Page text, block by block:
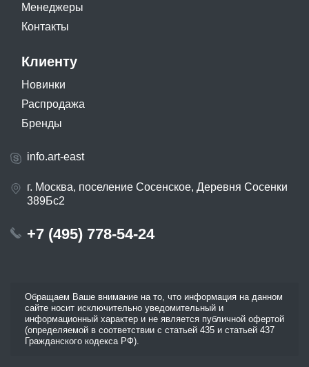
Менеджеры
Контакты
Клиенту
Новинки
Распродажа
Бренды
info.art-east
г. Москва, поселение Сосенское, Деревня Сосенки
389Бс2
+7 (495) 778-54-24
Обращаем Ваше внимание на то, что информация на данном
сайте носит исключительно уведомительный и
информационный характер и не является публичной офертой
(определяемой в соответствии с статьей 435 и статьей 437
Гражданского кодекса РФ).